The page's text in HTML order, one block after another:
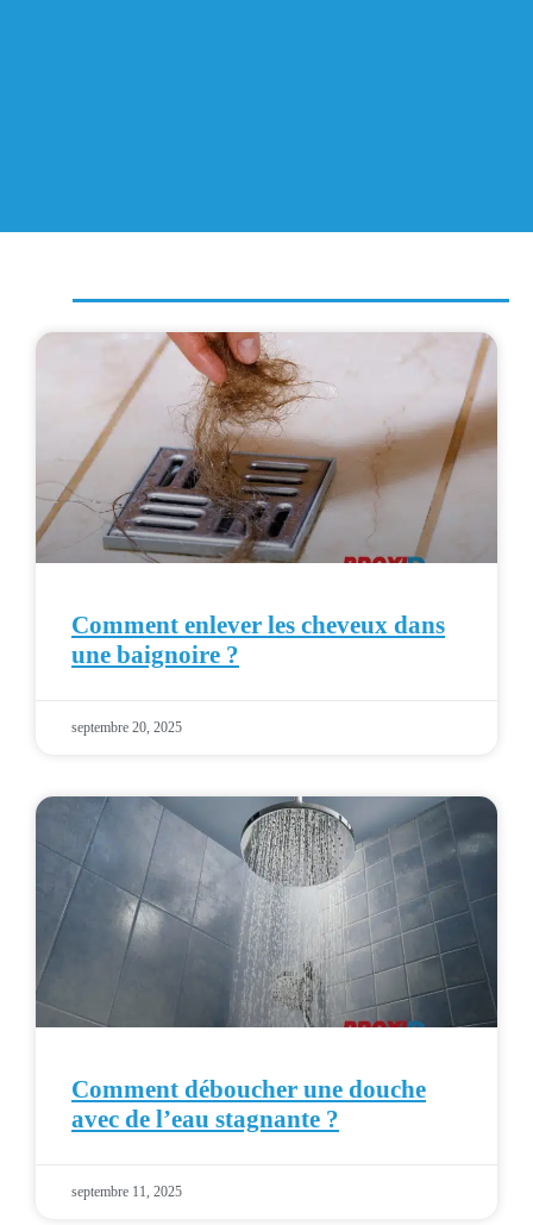
Comment enlever les cheveux dans
une baignoire ?
septembre 20, 2025
Comment déboucher une douche
avec de l’eau stagnante ?
septembre 11, 2025